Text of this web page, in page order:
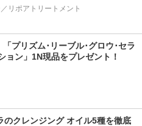
リポアトリートメント
「プリズム･リーブル･グロウ･セラ
のクレンジング オイル5種を徹底